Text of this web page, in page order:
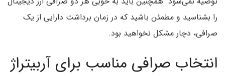
را بشناسید و مطمئن باشید که در زمان برداشت دارایی از یک
صرافی، دچار مشکل نخواهید بود.
انتخاب صرافی مناسب برای آربیتراژ